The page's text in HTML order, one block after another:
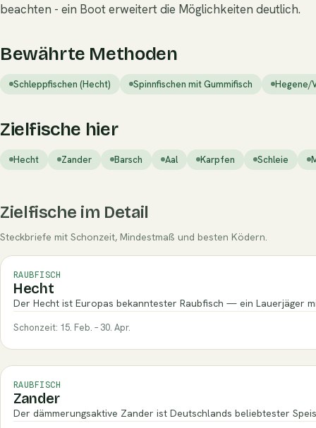
beachten - ein Boot erweitert die Möglichkeiten deutlich.
Bewährte Methoden
Schleppfischen (Hecht) Spinnfischen mit Gummifisch Hegene/
Zielfische hier
Hecht Zander Barsch Aal Karpfen Schleie
Zielfische im Detail
Steckbriefe mit Schonzeit, Mindestmaß und besten Ködern.
RAUBFISCH
Hecht
Der Hecht ist Europas bekanntester Raubfisch — ein Lauerjäger
Schonzeit: 15. Feb. – 30. Apr.
RAUBFISCH
Zander
Der dämmerungsaktive Zander ist Deutschlands beliebtester